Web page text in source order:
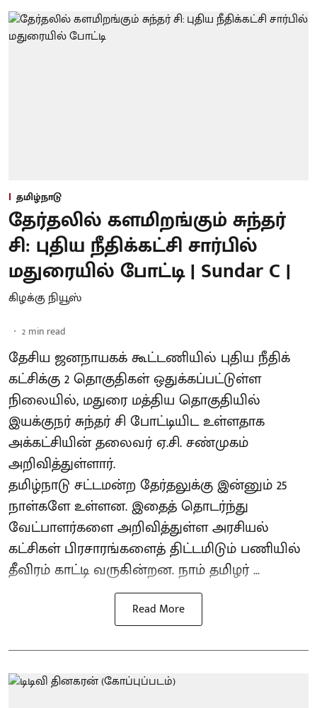
தமிழ்நாடு
தேர்தலில் களமிறங்கும் சுந்தர்
சி: புதிய நீதிக்கட்சி சார்பில்
மதுரையில் போட்டி | Sundar C |
கிழக்கு நியூஸ்
2 min read
தேசிய ஜனநாயகக் கூட்டணியில் புதிய நீதிக்
கட்சிக்கு 2 தொகுதிகள் ஒதுக்கப்பட்டுள்ள
நிலையில், மதுரை மத்திய தொகுதியில்
இயக்குநர் சுந்தர் சி போட்டியிட உள்ளதாக
அக்கட்சியின் தலைவர் ஏ.சி. சண்முகம்
அறிவித்துள்ளார்.
தமிழ்நாடு சட்டமன்ற தேர்தலுக்கு இன்னும் 25
நாள்களே உள்ளன. இதைத் தொடர்ந்து
வேட்பாளர்களை அறிவித்துள்ள அரசியல்
கட்சிகள் பிரசாரங்களைத் திட்டமிடும் பணியில்
தீவிரம் காட்டி வருகின்றன. நாம் தமிழர் ...
Read More